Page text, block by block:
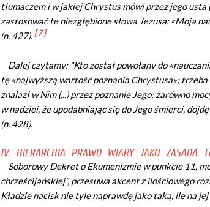
tłumaczem i w jakiej Chrystus mówi przez jego usta
zastosować te niezgłębione słowa Jezusa: «Moja
(n. 427). [ 7 ]
Dalej czytamy: "Kto został powołany do
tę «najwyższą wartość poznania Chrystusa»;
znalazł w Nim (...) przez poznanie Jego: zarówno
w nadziei, że upodabniając się do Jego śmierci,
(n. 428).
IV. HIERARCHIA PRAWD WIARY JAKO ZASADA
SoborowyDekret o Ekumenizmiew punkcie 11,
chrześcijańskiej", przesuwa akcent z ilościowego
Kładzie nacisk nie tyle naprawdę jako taką, ile na